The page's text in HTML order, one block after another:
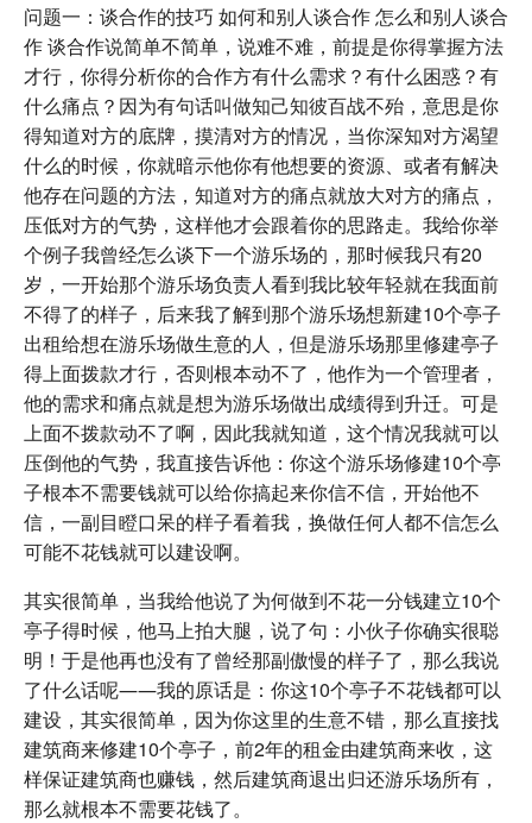
问题一：谈合作的技巧 如何和别人谈合作 怎么和别人谈合
作 谈合作说简单不简单，说难不难，前提是你得掌握方法
才行，你得分析你的合作方有什么需求？有什么困惑？有
什么痛点？因为有句话叫做知己知彼百战不殆，意思是你
得知道对方的底牌，摸清对方的情况，当你深知对方渴望
什么的时候，你就暗示他你有他想要的资源、或者有解决
他存在问题的方法，知道对方的痛点就放大对方的痛点，
压低对方的气势，这样他才会跟着你的思路走。我给你举
个例子我曾经怎么谈下一个游乐场的，那时候我只有20
岁，一开始那个游乐场负责人看到我比较年轻就在我面前
不得了的样子，后来我了解到那个游乐场想新建10个亭子
出租给想在游乐场做生意的人，但是游乐场那里修建亭子
得上面拨款才行，否则根本动不了，他作为一个管理者，
他的需求和痛点就是想为游乐场做出成绩得到升迁。可是
上面不拨款动不了啊，因此我就知道，这个情况我就可以
压倒他的气势，我直接告诉他：你这个游乐场修建10个亭
子根本不需要钱就可以给你搞起来你信不信，开始他不
信，一副目瞪口呆的样子看着我，换做任何人都不信怎么
可能不花钱就可以建设啊。
其实很简单，当我给他说了为何做到不花一分钱建立10个
亭子得时候，他马上拍大腿，说了句：小伙子你确实很聪
明！于是他再也没有了曾经那副傲慢的样子了，那么我说
了什么话呢――我的原话是：你这10个亭子不花钱都可以
建设，其实很简单，因为你这里的生意不错，那么直接找
建筑商来修建10个亭子，前2年的租金由建筑商来收，这
样保证建筑商也赚钱，然后建筑商退出归还游乐场所有，
那么就根本不需要花钱了。